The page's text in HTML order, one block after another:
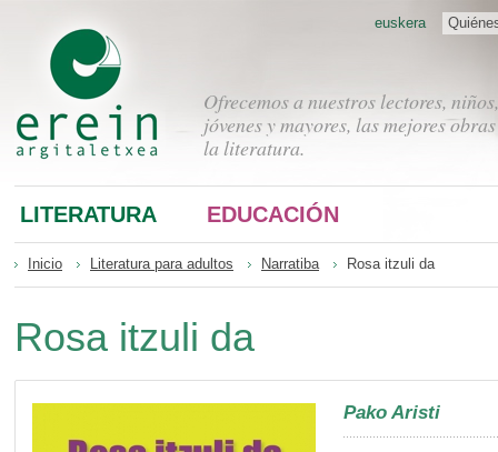
Ofrecemos a nuestros lectores, niños,
jóvenes y mayores, las mejores
la literatura.
euskera
LITERATURA EDUCACIÓN
Inicio Literatura para adultos Narratiba Rosa itzuli da
Rosa itzuli da
Pako Aristi